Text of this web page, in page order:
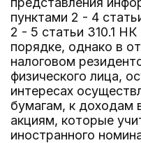
пунктами 2 - 4
2 - 5 статьи 310.1
порядке, однако в
налоговом
физического лица,
интересах
бумагам, к доходам
акциям, которые
иностранного